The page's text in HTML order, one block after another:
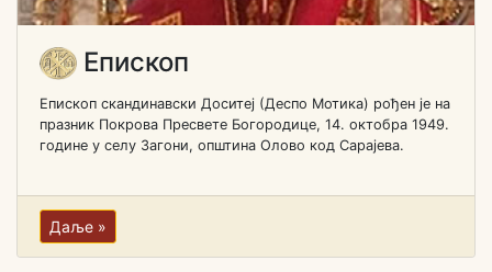
Епископ
Епископ скандинавски Доситеј (Деспо Мотика) рођен je на
празник Покрова Пресвете Богородице, 14. октобра 1949.
године у селу Загони, општина Олово код Сарајева.
Даље »